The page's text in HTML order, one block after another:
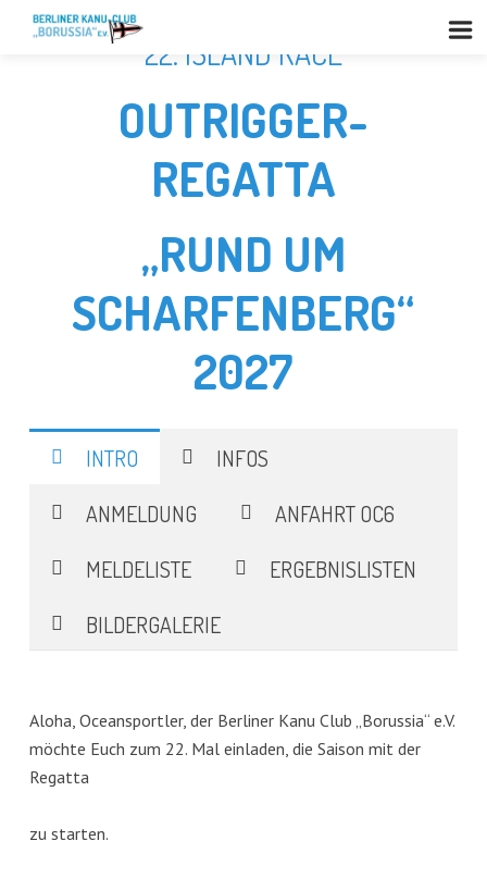
22. ISLAND RACE
OUTRIGGER-
REGATTA
„RUND UM
SCHARFENBERG“
2027
INTRO
INFOS
ANMELDUNG
ANFAHRT OC6
MELDELISTE
ERGEBNISLISTEN
BILDERGALERIE
Aloha, Oceansportler, der Berliner Kanu Club „Borussia“ e.V.
möchte Euch zum 22. Mal einladen, die Saison mit der
Regatta
zu starten.